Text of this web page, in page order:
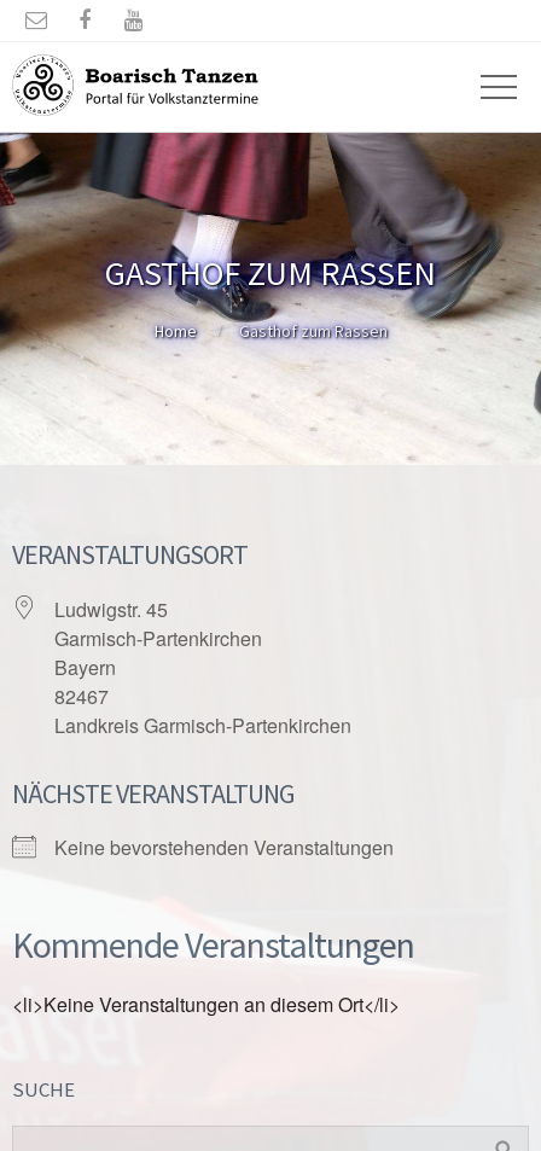
  
GASTHOF ZUM RASSEN
Home Gasthof zum Rassen
VERANSTALTUNGSORT
Ludwigstr. 45
Garmisch-Partenkirchen
Bayern
82467
Landkreis Garmisch-Partenkirchen
NÄCHSTE VERANSTALTUNG
Keine bevorstehenden Veranstaltungen
Kommende Veranstaltungen
<li>Keine Veranstaltungen an diesem Ort</li>
SUCHE